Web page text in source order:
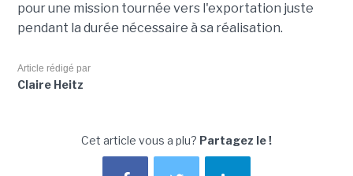
pour une mission tournée vers l'exportation juste
pendant la durée nécessaire à sa réalisation.
Article rédigé par
Claire Heitz
Cet article vous a plu? Partagez le !